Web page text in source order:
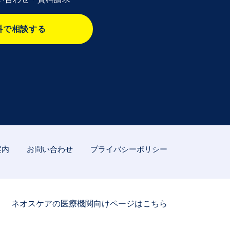
で相談する
お問い合わせ プライバシーポリシー
ネオスケアの医療機関向けページはこちら